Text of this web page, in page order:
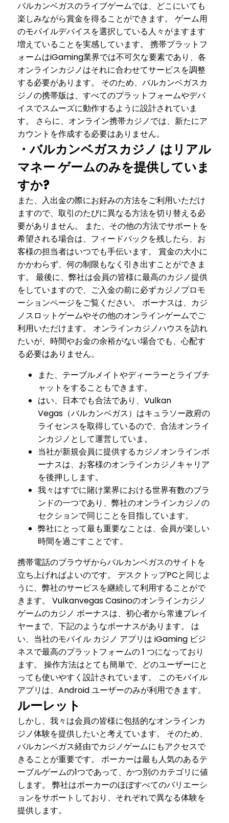
バルカンベガスのライブゲームでは、どこにいても
楽しみながら賞金を得ることができます。 ゲーム用
のモバイルデバイスを選択している人々がますます
増えていることを実感しています。 携帯プラットフ
ォームはiGaming業界では不可欠な要素であり、各
オンラインカジノはそれに合わせてサービスを調整
する必要があります。 そのため、バルカンベガスカ
ジノの携帯版は、すべてのプラットフォームやデバ
イスでスムーズに動作するように設計されていま
す。 さらに、オンライン携帯カジノでは、新たにア
カウントを作成する必要はありません。
・バルカンベガスカジノ はリアル
マネー ゲームのみを提供していま
すか?
また、入出金の際にお好みの方法をご利用いただけ
ますので、取引のたびに異なる方法を切り替える必
要がありません。 また、その他の方法でサポートを
希望される場合は、フィードバックを残したら、お
客様の担当者はいつでも手伝います。 賞金の大小に
かかわらず、何の制限もなく引き出すことができま
す。 最後に、弊社は会員の皆様に最高のカジノ提供
をしていますので、ご入金の前に必ずカジノプロモ
ーションページをご覧ください。 ボーナスは、カジ
ノスロットゲームやその他のオンラインゲームでご
利用いただけます。 オンラインカジノハウスを訪れ
たいが、時間やお金の余裕がない場合でも、心配す
る必要はありません。
また、テーブルメイトやディーラーとライブチ
ャットをすることもできます。
はい、日本でも合法であり、Vulkan
Vegas（バルカンベガス）はキュラソー政府の
ライセンスを取得しているので、合法オンライ
ンカジノとして運営していま。
当社が新規会員に提供するカジノオンラインボ
ーナスは、お客様のオンラインカジノキャリア
を後押しします。
我々はすでに賭け業界における世界有数のブラ
ンドの一つであり、弊社のオンラインカジノの
セクションで同じことを目指しています。
弊社にとって最も重要なことは、会員が楽しい
時間を過ごすことです。
携帯電話のブラウザからバルカンベガスのサイトを
立ち上げればよいのです。 デスクトップPCと同じよ
うに、弊社のサービスを継続して利用することがで
きます。 Vulkanvegas Casinoのオンラインカジノ
ゲームのカジノ ボーナスは、初心者から常連プレイ
ヤーまで、下記のようなボーナスがあります。 は
い、当社のモバイル カジノ アプリは iGaming ビジ
ネスで最高のプラットフォームの 1 つになっており
ます。 操作方法はとても簡単で、どのユーザーにと
っても使いやすく設計されています。 このモバイル
アプリは、Android ユーザーのみが利用できます。
ルーレット
しかし、我々は会員の皆様に包括的なオンラインカ
ジノ体験を提供したいと考えています。 そのため、
バルカンベガス経由でカジノゲームにもアクセスで
きることが重要です。 ポーカーは最も人気のあるテ
ーブルゲームの1つであって、かつ別のカテゴリに値
します。 弊社はポーカーのほぼすべてのバリエーシ
ョンをサポートしており、それぞれで異なる体験を
提供します。